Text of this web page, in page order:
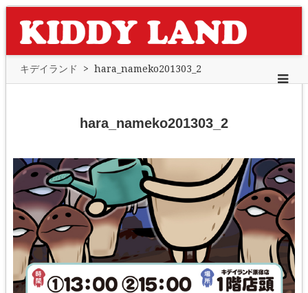
キデイランド > hara_nameko201303_2
hara_nameko201303_2